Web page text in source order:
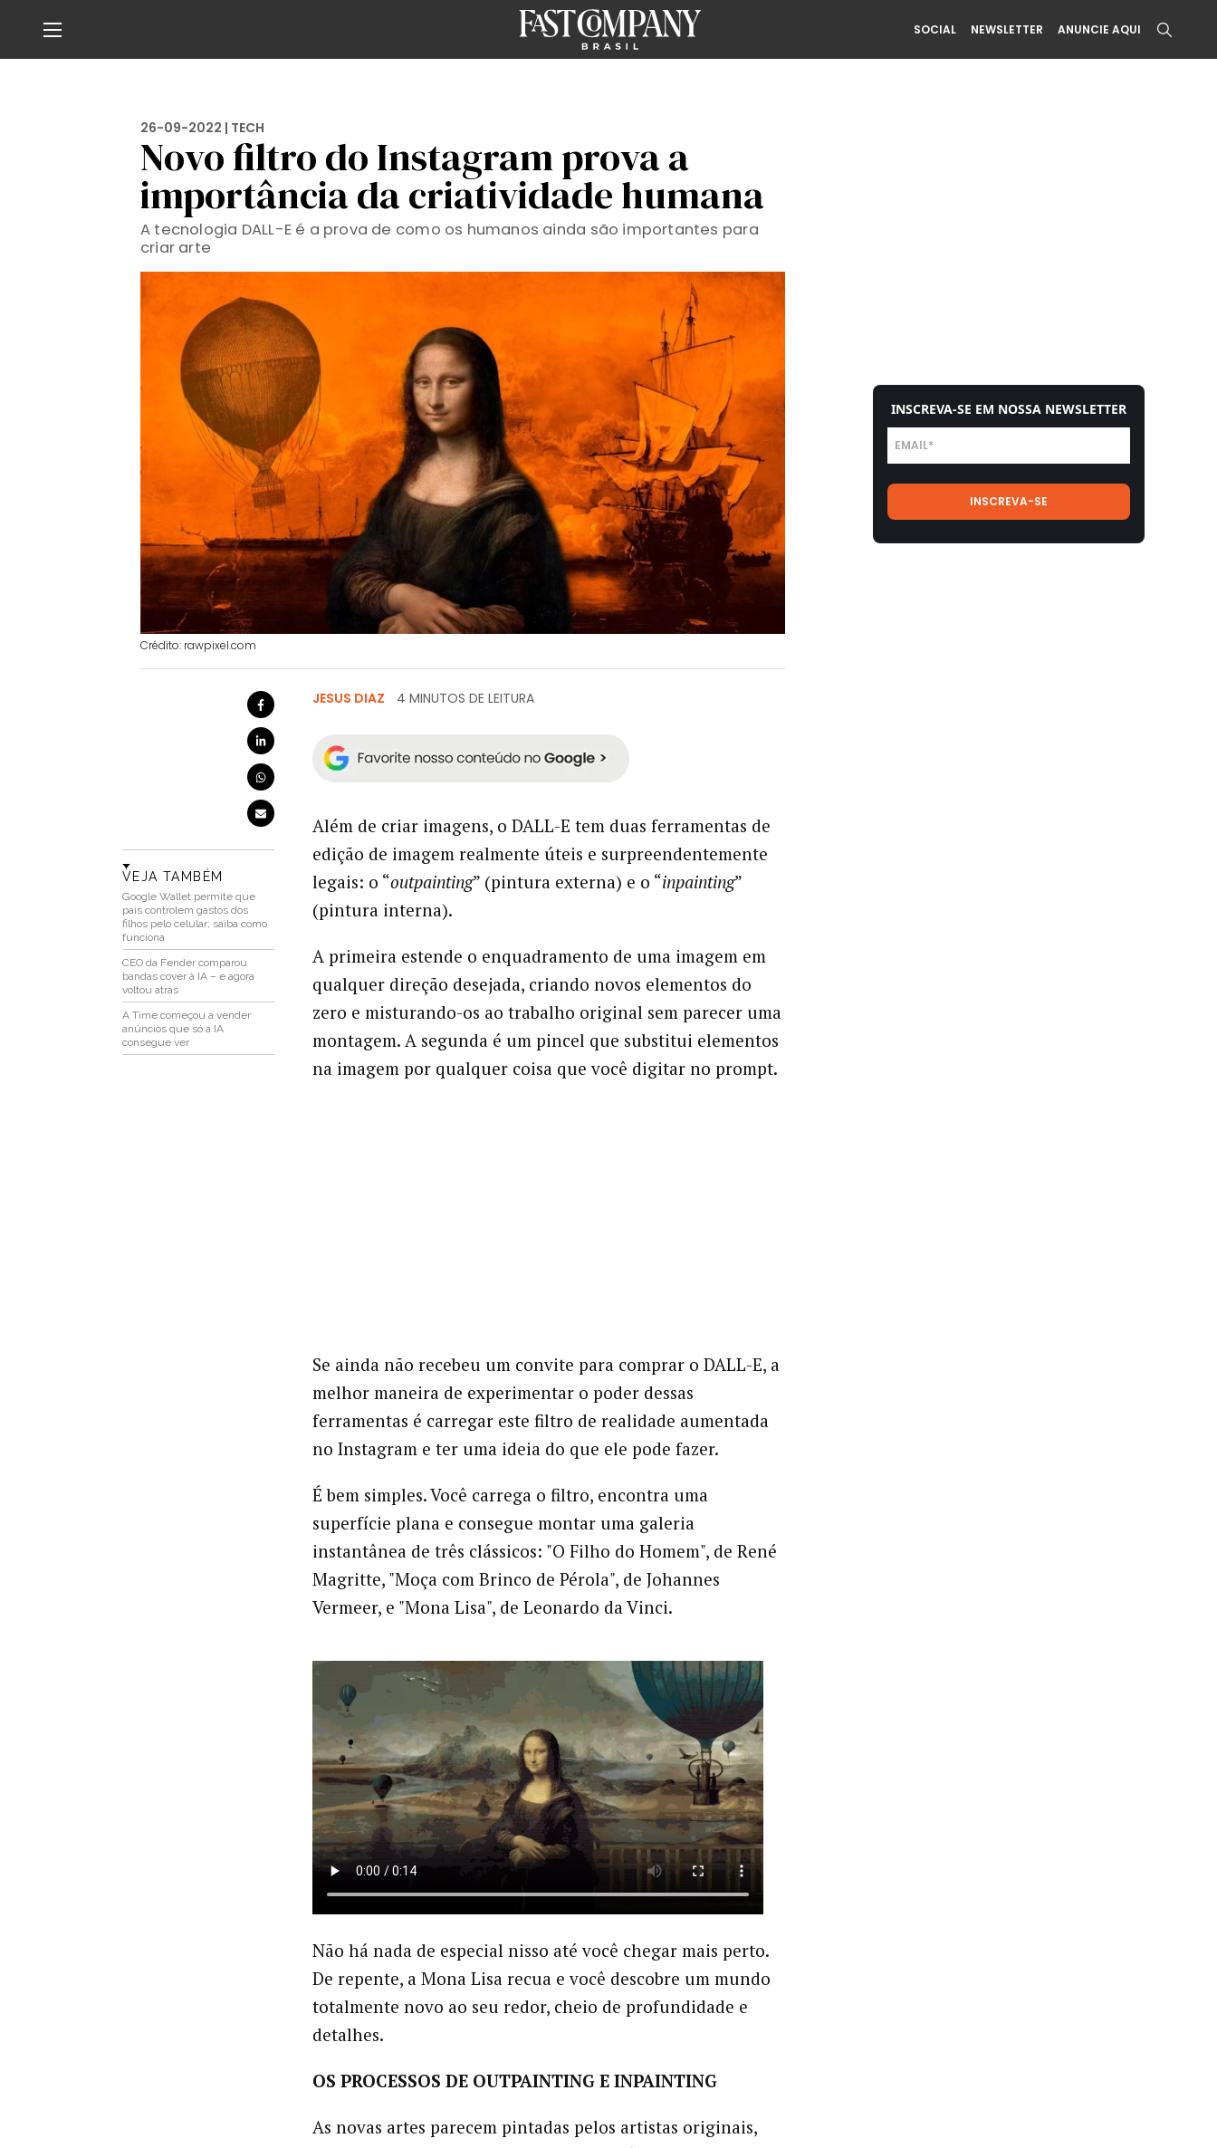
SOCIAL NEWSLETTER ANUNCIE AQUI
26-09-2022 | TECH
Novo filtro do Instagram prova a
importância da criatividade humana
A tecnologia DALL-E é a prova de como os humanos ainda são importantes para
criar arte
Crédito: rawpixel.com
VEJA TAMBÉM
Google Wallet permite que
pais controlem gastos dos
filhos pelo celular; saiba como
funciona
CEO da Fender comparou
bandas cover à IA – e agora
voltou atrás
A Time começou a vender
anúncios que só a IA
consegue ver
JESUS DIAZ 4 MINUTOS DE LEITURA
Além de criar imagens, o DALL-E tem duas ferramentas de
edição de imagem realmente úteis e surpreendentemente
legais: o “outpainting” (pintura externa) e o “inpainting”
(pintura interna).
A primeira estende o enquadramento de uma imagem em
qualquer direção desejada, criando novos elementos do
zero e misturando-os ao trabalho original sem parecer uma
montagem. A segunda é um pincel que substitui elementos
na imagem por qualquer coisa que você digitar no prompt.
Se ainda não recebeu um convite para comprar o DALL-E, a
melhor maneira de experimentar o poder dessas
ferramentas é carregar este filtro de realidade aumentada
no Instagram e ter uma ideia do que ele pode fazer.
É bem simples. Você carrega o filtro, encontra uma
superfície plana e consegue montar uma galeria
instantânea de três clássicos: "O Filho do Homem", de René
Magritte, "Moça com Brinco de Pérola", de Johannes
Vermeer, e "Mona Lisa", de Leonardo da Vinci.
Não há nada de especial nisso até você chegar mais perto.
De repente, a Mona Lisa recua e você descobre um mundo
totalmente novo ao seu redor, cheio de profundidade e
detalhes.
OS PROCESSOS DE OUTPAINTING E INPAINTING
As novas artes parecem pintadas pelos artistas originais,
INSCREVA-SE EM NOSSA NEWSLETTER